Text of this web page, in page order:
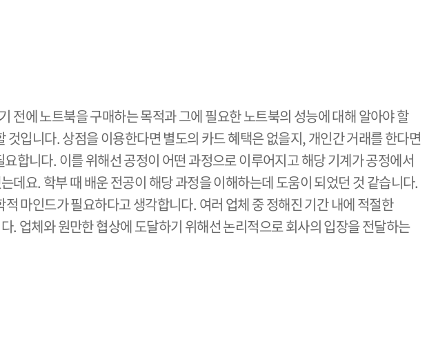
에 노트북을 구매하는 목적과 그에 필요한 노트북의 성능에 대해 알아야 할
입니다. 상점을 이용한다면 별도의 카드 혜택은 없을지, 개인간 거래를 한다면
합니다. 이를 위해선 공정이 어떤 과정으로 이루어지고 해당 기계가 공정에서
요. 학부 때 배운 전공이 해당 과정을 이해하는데 도움이 되었던 것 같습니다.
마인드가 필요하다고 생각합니다. 여러 업체 중 정해진 기간 내에 적절한
. 업체와 원만한 협상에 도달하기 위해선 논리적으로 회사의 입장을 전달하는